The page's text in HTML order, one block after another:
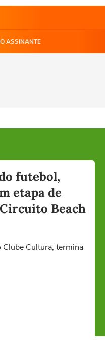
ASSINANTE
futebol,
etapa de
Beach
Clube Cultura, termina